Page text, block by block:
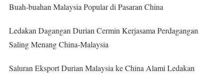
Buah-buahan Malaysia Popular di Pasaran China
Ledakan Dagangan Durian Cermin Kerjasama Perdagangan
Saling Menang China-Malaysia
Saluran Eksport Durian Malaysia ke China Alami Ledakan